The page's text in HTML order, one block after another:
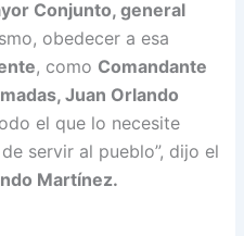
Conjunto, general
obedecer a esa
, como Comandante
Juan Orlando
el que lo necesite
servir al pueblo”, dijo el
Martínez.